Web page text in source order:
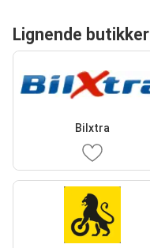
Lignende butikker
Bilxtra